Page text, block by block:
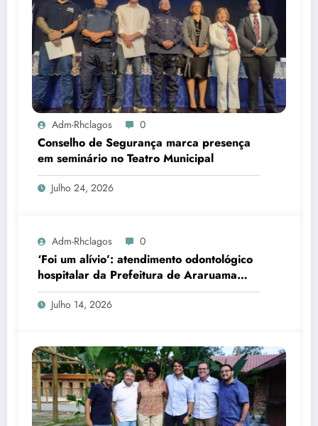
Adm-Rhclagos 0
Conselho de Segurança marca presença
em seminário no Teatro Municipal
Julho 24, 2026
Adm-Rhclagos 0
‘Foi um alívio’: atendimento odontológico
hospitalar da Prefeitura de Araruama
transforma rotina de famílias atípicas
Julho 14, 2026